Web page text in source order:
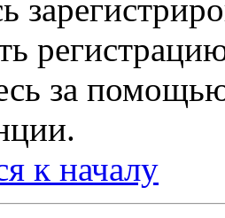
за
к началу